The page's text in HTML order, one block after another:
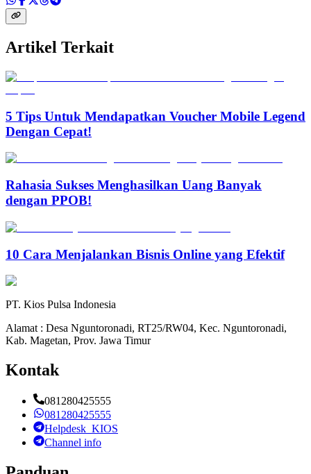
Artikel Terkait
5 Tips Untuk Mendapatkan Voucher Mobile Legend
Dengan Cepat!
Rahasia Sukses Menghasilkan Uang Banyak
dengan PPOB!
10 Cara Menjalankan Bisnis Online yang Efektif
PT. Kios Pulsa Indonesia
Alamat : Desa Nguntoronadi, RT25/RW04, Kec. Nguntoronadi,
Kab. Magetan, Prov. Jawa Timur
Kontak
081280425555
081280425555
Helpdesk_KIOS
Channel info